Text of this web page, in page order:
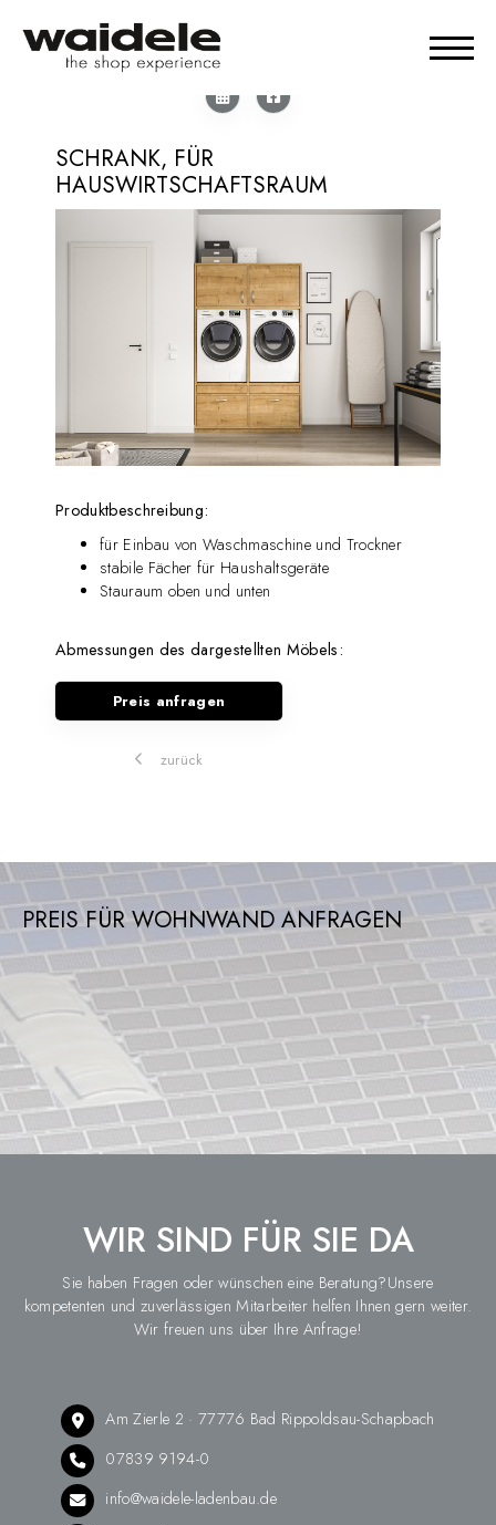
SCHRANK, FÜR
HAUSWIRTSCHAFTSRAUM
Produktbeschreibung:
für Einbau von Waschmaschine und Trockner
stabile Fächer für Haushaltsgeräte
Stauraum oben und unten
Abmessungen des dargestellten Möbels:
Preis anfragen
zurück
PREIS FÜR WOHNWAND ANFRAGEN
WIR SIND FÜR SIE DA
Sie haben Fragen oder wünschen eine Beratung?Unsere
kompetenten und zuverlässigen Mitarbeiter helfen Ihnen gern weiter.
Wir freuen uns über Ihre Anfrage!
Am Zierle 2 · 77776 Bad Rippoldsau-Schapbach
07839 9194-0
info@waidele-ladenbau.de